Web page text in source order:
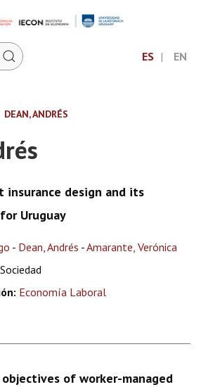
ES EN
DEAN, ANDRÉS
insurance design and its
Uruguay
- Dean, Andrés -Amarante, Verónica
Economía Laboral
of worker-managed